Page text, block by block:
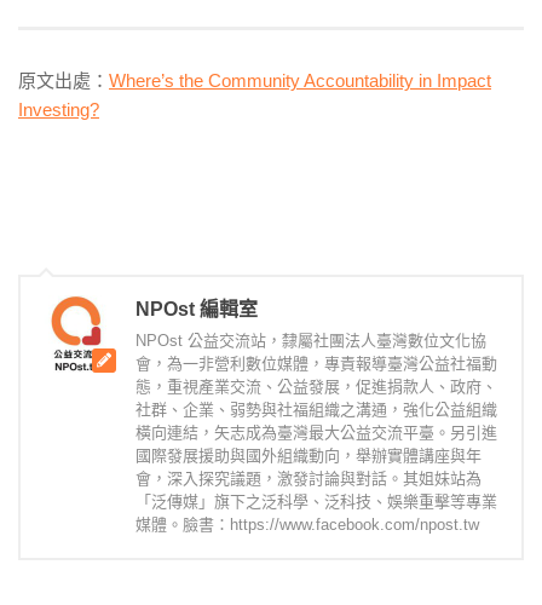
原文出處： Where’s the Community Accountability in Impact
Investing?
NPOst 編輯室
NPOst 公益交流站，隸屬社團法人臺灣數位文化協
會，為一非營利數位媒體，專責報導臺灣公益社福動
態，重視產業交流、公益發展，促進捐款人、政府、
社群、企業、弱勢與社福組織之溝通，強化公益組織
橫向連結，矢志成為臺灣最大公益交流平臺。另引進
國際發展援助與國外組織動向，舉辦實體講座與年
會，深入探究議題，激發討論與對話。其姐妹站為
「泛傳媒」旗下之泛科學、泛科技、娛樂重擊等專業
媒體。臉書：https://www.facebook.com/npost.tw